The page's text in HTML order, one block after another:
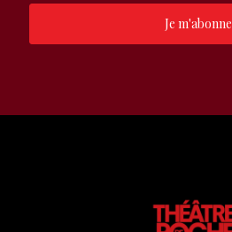
Je m'abonne